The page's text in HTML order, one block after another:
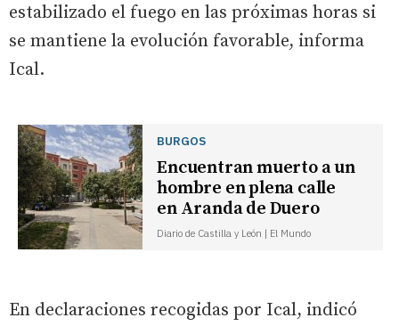
estabilizado el fuego en las próximas horas si
se mantiene la evolución favorable, informa
Ical.
BURGOS
Encuentran muerto a un
hombre en plena calle
en Aranda de Duero
Diario de Castilla y León | El Mundo
En declaraciones recogidas por Ical, indicó